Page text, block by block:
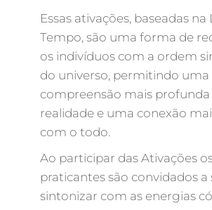
Essas ativações, baseadas na
Tempo, são uma forma de
os indivíduos com a ordem
do universo, permitindo uma
compreensão mais profunda
realidade e uma conexão
com o todo.
Ao participar das Ativações
praticantes são convidados a
sintonizar com as energias